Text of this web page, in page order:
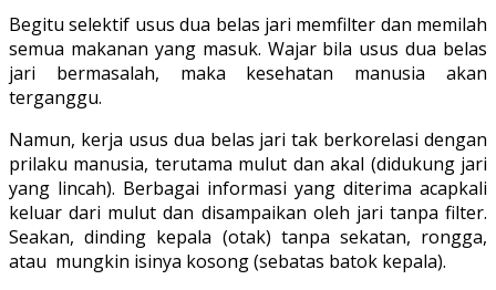
Begitu selektif usus dua belas jari memfilter dan memilah
semua makanan yang masuk. Wajar bila usus dua belas
jari bermasalah, maka kesehatan manusia akan
terganggu.
Namun, kerja usus dua belas jari tak berkorelasi dengan
prilaku manusia, terutama mulut dan akal (didukung jari
yang lincah). Berbagai informasi yang diterima acapkali
keluar dari mulut dan disampaikan oleh jari tanpa filter.
Seakan, dinding kepala (otak) tanpa sekatan, rongga,
atau mungkin isinya kosong (sebatas batok kepala).